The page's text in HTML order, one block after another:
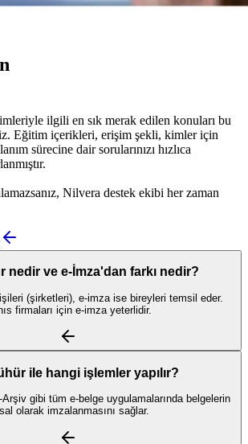
ilgili en sık merak edilen konuları bu
Eğitim içerikleri, erişim şekli, kimler için
sürecine dair sorularınızı hızlıca
Nilvera destek ekibi her zaman
nedir ve e-İmza'dan farkı nedir?
(şirketleri), e-imza ise bireyleri temsil eder.
firmaları için e-imza yeterlidir.
ile hangi işlemler yapılır?
gibi tüm e-belge uygulamalarında belgelerin
olarak imzalanmasını sağlar.